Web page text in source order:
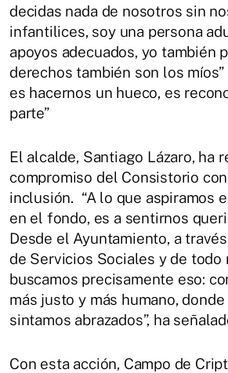
decidas nada de nosotros sin
infantilices, soy una persona
apoyos adecuados, yo también
derechos también son los
es hacernos un hueco, es
parte”
El alcalde, Santiago Lázaro, ha
compromiso del Consistorio
inclusión. “A lo que aspiramos
en el fondo, es a sentirnos
Desde el Ayuntamiento, a
de Servicios Sociales y de todo
buscamos precisamente eso:
más justo y más humano,
sintamos abrazados”, ha
Con esta acción, Campo de